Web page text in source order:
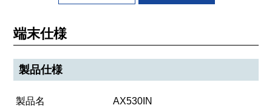
端末仕様
製品仕様
製品名
AX530IN